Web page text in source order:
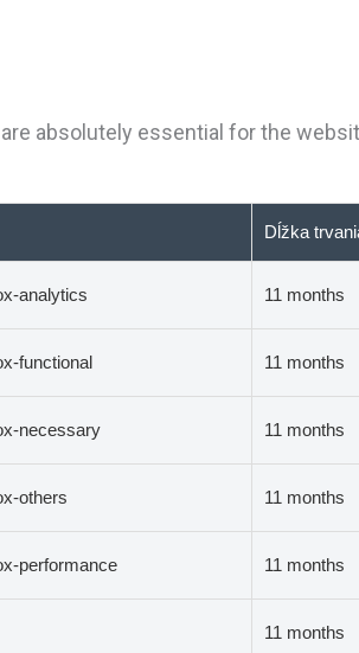
absolutely essential for the
Dĺžka
analytics 11 months
functional 11 months
necessary 11 months
others 11 months
performance 11 months
11 months